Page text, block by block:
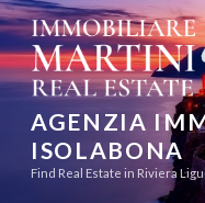
Aller
au
contenu
principal
AGENZIA
ISOLABONA
Find Real Estate in Riviera